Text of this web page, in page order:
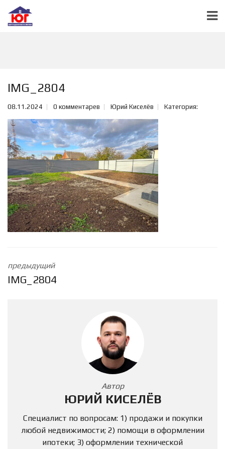
IMG_2804
08.11.2024 0 комментарев Юрий Киселёв Категория:
предыдущий
IMG_2804
Автор
ЮРИЙ КИСЕЛЁВ
Специалист по вопросам: 1) продажи и покупки
любой недвижимости; 2) помощи в оформлении
ипотеки; 3) оформлении технической